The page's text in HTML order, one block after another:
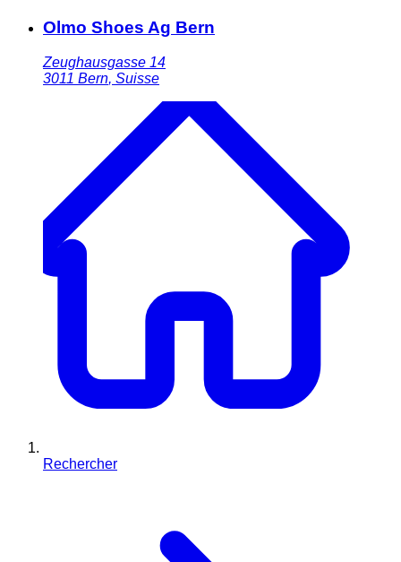
Olmo Shoes Ag Bern
Zeughausgasse 14
3011 Bern, Suisse
Rechercher